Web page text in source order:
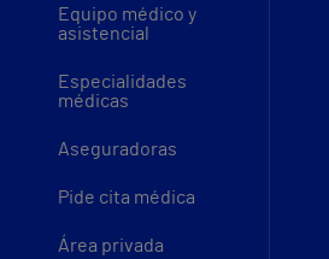
Equipo médico y
asistencial
Especialidades
médicas
Aseguradoras
Pide cita médica
Área privada